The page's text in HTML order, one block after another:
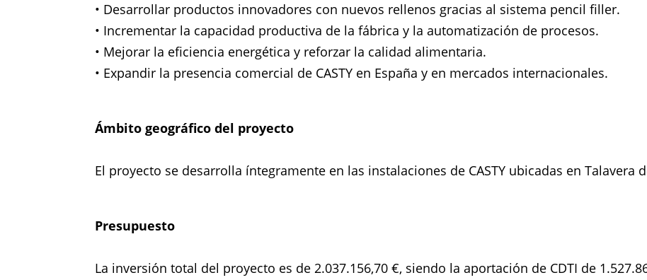
• Desarrollar productos innovadores con nuevos rellenos gracias al sistema pencil filler.
• Incrementar la capacidad productiva de la fábrica y la automatización de procesos.
• Mejorar la eficiencia energética y reforzar la calidad alimentaria.
• Expandir la presencia comercial de CASTY en España y en mercados internacionales.
Ámbito geográfico del proyecto
El proyecto se desarrolla íntegramente en las instalaciones de CASTY ubicadas en Talavera
Presupuesto
La inversión total del proyecto es de 2.037.156,70 €, siendo la aportación de CDTI de